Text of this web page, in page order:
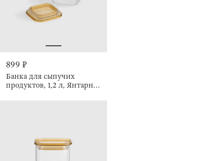
899 ₽
Банка для сыпучих
продуктов, 1,2 л, Янтарная